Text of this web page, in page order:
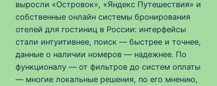
выросли «Островок», «Яндекс Путешествия» и
собственные онлайн системы бронирования
отелей для гостиниц в России: интерфейсы
стали интуитивнее, поиск — быстрее и точнее,
данные о наличии номеров — надежнее. По
функционалу — от фильтров до систем оплаты
— многие локальные решения, по его мнению,